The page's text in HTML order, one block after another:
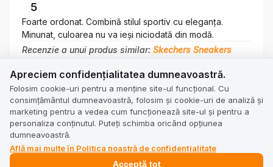
Arată originalul
5
Foarte ordonat. Combină stilul sportiv cu eleganța.
Minunat, culoarea nu va ieși niciodată din modă.
Recenzie a unui produs similar: Skechers Sneakers
3/30/2026
0
0
Przychodnia weteryn...
Apreciem confidențialitatea dumneavoastră.
Folosim cookie-uri pentru a menține site-ul funcțional. Cu
consimțământul dumneavoastră, folosim și cookie-uri de analiză și
marketing pentru a vedea cum funcționează site-ul și pentru a
personaliza conținutul. Puteți schimba oricând opțiunea
dumneavoastră.
Află mai multe în Politica noastră de confidențialitate
Acceptă tot